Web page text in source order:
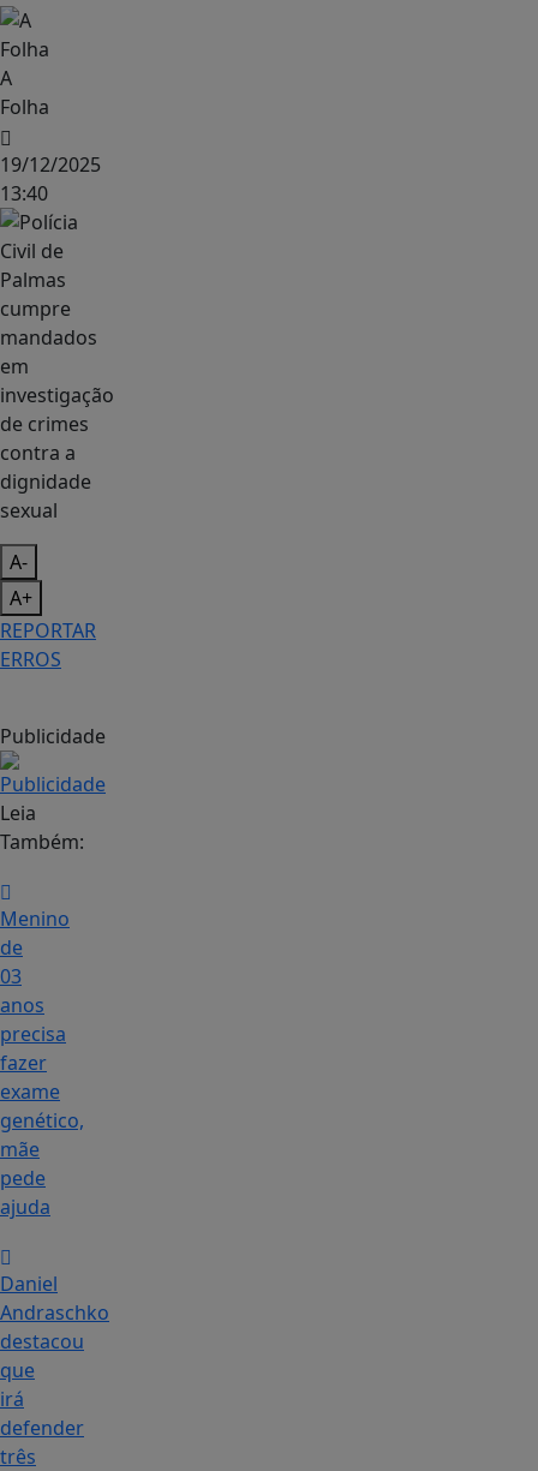
A
Folha
19/12/2025
13:40
A-
A+
REPORTAR
ERROS
Publicidade
Leia
Também:
Menino
de
03
anos
precisa
fazer
exame
genético,
mãe
pede
ajuda
Daniel
Andraschko
destacou
que
irá
defender
três